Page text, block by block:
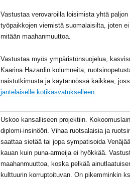
Vastustaa verovaroilla loisimista yhtä paljon
työpaikkojen viemistä suomalaisilta, joten
mitään maahanmuuttoa.
Vastustaa myös ympäristönsuojelua,
Kaarina Hazardin kolumneita,
naistutkimusta ja käytännössä kaikkea,
jantelaiselle kotikasvatukselleen
Uskoo kansalliseen projektiin.
diplomi-insinööri. Vihaa ruotsalaisia ja
saattaa sietää tai jopa sympatisoida
kauan kuin puna-armeija ei hyökkää.
maahanmuuttoa, koska pelkää
kulttuurin korruptoituvan. On pikemminkin